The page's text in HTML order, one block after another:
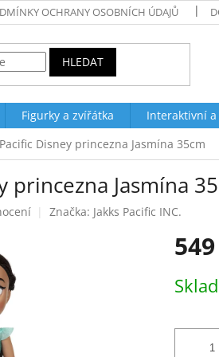
OCHRANY OSOBNÍCH ÚDAJŮ
HLEDAT
Figurky a zvířátka Interaktivní a
Disney princezna Jasmína 35cm
princezna Jasmína
Značka: Jakks Pacific INC.
cena: